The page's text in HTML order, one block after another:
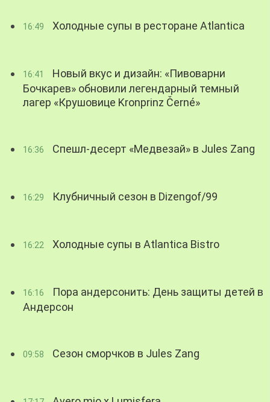
16:49 Холодные супы в ресторане Atlantica
16:41
Новый вкус и дизайн: «Пивоварни
Бочкарев» обновили легендарный темный
лагер «Крушовице Kronprinz Černé»
16:36 Спешл-десерт «Медвезай» в Jules Zang
16:29 Клубничный сезон в Dizengof/99
16:22 Холодные супы в Atlantica Bistro
16:16
Пора андерсонить: День защиты детей в
Андерсон
09:58 Сезон сморчков в Jules Zang